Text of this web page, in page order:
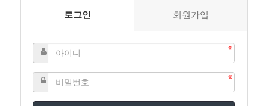
로그인 회원가입